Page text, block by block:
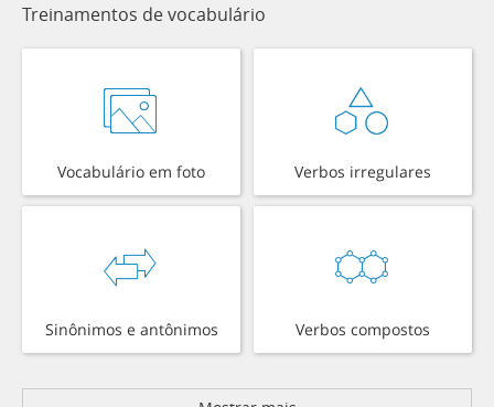
Treinamentos de vocabulário
Vocabulário em foto Verbos irregulares
Sinônimos e antônimos Verbos compostos